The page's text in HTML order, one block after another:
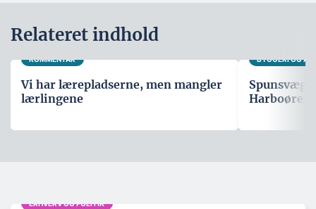
Relateret indhold
KOMMENTAR
Vi har lærepladserne, men mangler
lærlingene
BYGGERI OG
Spunsvæg
Harboøre
ERHVERV OG POLITIK